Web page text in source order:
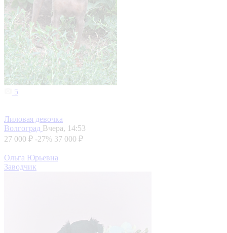
5
Лиловая девочка
Волгоград Вчера, 14:53
27 000 ₽ -27% 37 000 ₽
Ольга Юрьевна
Заводчик